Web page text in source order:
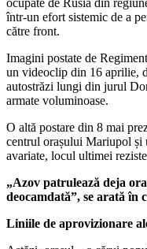
într-un efort sistemic de a
către front.
Imagini postate de
un videoclip din 16 aprilie,
autostrăzi lungi din jurul
armate voluminoase.
O altă postare din 8 mai
centrul orașului Mariupol și
avariate, locul ultimei
„Azov patrulează deja
deocamdată”, se arată în
Liniile de aprovizionare